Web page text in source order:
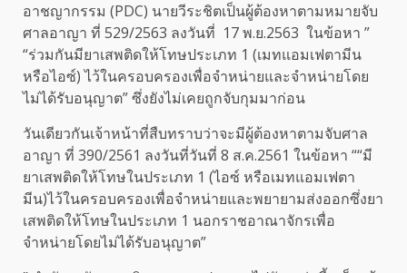
อาชญากรรม (PDC) นายวีระชิตเป็นผู้ต้องหาตามหมายจับ
ศาลอาญา ที่ 529/2563 ลงวันที่ 17 พ.ย.2563 ในข้อหา ”
“ร่วมกันมียาเสพติดให้โทษประเภท 1 (เมทแอมเฟตามีน
หรือไอซ์) ไว้ในครอบครองเพื่อจำหน่ายและจำหน่ายโดย
ไม่ได้รับอนุญาต” ซึ่งยังไม่เคยถูกจับกุมมาก่อน
วันเดียวกันเจ้าหน้าที่สืบทราบว่าจะมีผู้ต้องหาตามจับศาล
อาญา ที่ 390/2561 ลงวันที่วันที่ 8 ส.ค.2561 ในข้อหา ““มี
ยาเสพติดให้โทษในประเภท 1 (ไอซ์ หรือเมทแอมเฟตา
มีน)ไว้ในครอบครองเพื่อจำหน่ายและพยายามส่งออกซึ่งยา
เสพติดให้โทษในประเภท 1 นอกราชอาณาจักรเพื่อ
จำหน่ายโดยไม่ได้รับอนุญาต”